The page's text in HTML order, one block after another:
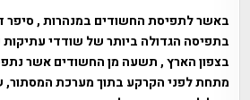
באשר לתפיסת החשודים במנהרות , סיפר
בתפיסה הגדולה ביותר של שודדי
בצפון הארץ , תשעה מן החשודים אשר
מתחת לפני הקרקע בתוך מערכת המסתור,